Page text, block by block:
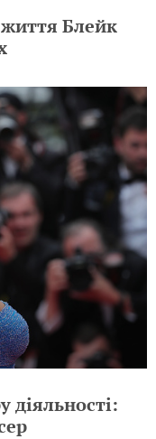
Блейк
діяльності: